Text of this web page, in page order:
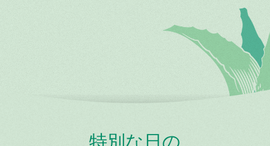
特別な日の